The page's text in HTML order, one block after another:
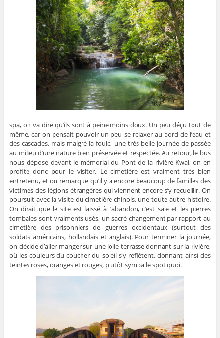
spa, on va dire qu’ils sont à peine moins doux. Un peu déçu tout de
même, car on pensait pouvoir un peu se relaxer au bord de l’eau et
des cascades, mais malgré la foule, une très belle journée de passée
au milieu d’une nature bien préservée et respectée. Au retour, le bus
nous dépose devant le mémorial du Pont de la rivière Kwai, on en
profite donc pour le visiter. Le cimetière est vraiment très bien
entretenu, et on remarque qu’il y a encore beaucoup de familles des
victimes des légions étrangères qui viennent encore s’y recueillir. On
poursuit avec la visite du cimetière chinois, une toute autre histoire.
On dirait que le site est laissé à l’abandon, c’est sale et les pierres
tombales sont vraiments usés, un sacré changement par rapport au
cimetière des prisonniers de guerres occidentaux (surtout des
soldats américains, hollandais et anglais). Pour terminer la journée,
on décide d’aller manger sur une jolie terrasse donnant sur la rivière,
où les couleurs du coucher du soleil s’y reflètent, donnant ainsi des
teintes roses, oranges et rouges, plutôt sympa le spot quoi.